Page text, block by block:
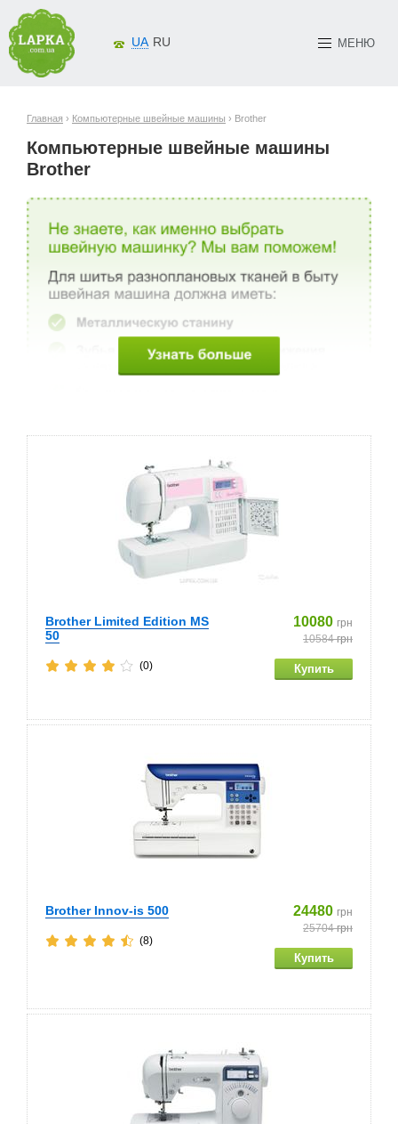
МЕНЮ
UA RU
Главная › Компьютерные швейные машины › Brother
Компьютерные швейные машины
Brother
Brother Limited Edition MS
50
10080 грн
10584грн
(0)
Brother Innov-is 500 24480 грн
25704грн
(8)